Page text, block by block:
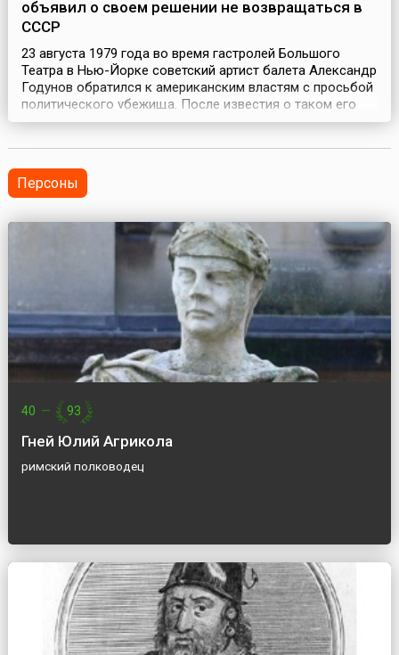
объявил о своем решении не возвращаться в
СССР
23 августа 1979 года во время гастролей Большого
Театра в Нью-Йорке советский артист балета Александр
Годунов обратился к американским властям с просьбой
политического убежища. После известия о таком его
решении советские власти отправили жену Годунова –
американцами прямо перед взлётом, и Госуд...
Персоны
40 — 93
Гней Юлий Агрикола
римский полководец